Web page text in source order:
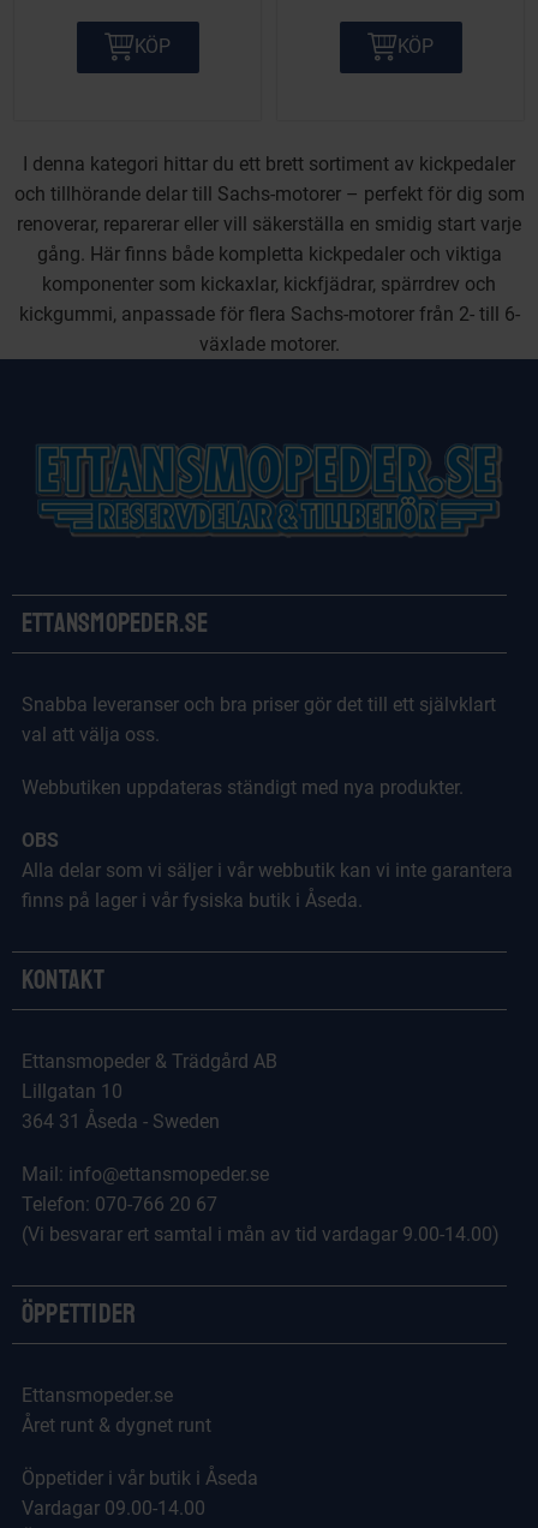
KÖP KÖP
I denna kategori hittar du ett brett sortiment av kickpedaler
och tillhörande delar till Sachs-motorer – perfekt för dig som
renoverar, reparerar eller vill säkerställa en smidig start varje
gång. Här finns både kompletta kickpedaler och viktiga
komponenter som kickaxlar, kickfjädrar, spärrdrev och
kickgummi, anpassade för flera Sachs-motorer från 2- till 6-
växlade motorer.
Ettansmopeder.se
Snabba leveranser och bra priser gör det till ett självklart
val att välja oss.
Webbutiken uppdateras ständigt med nya produkter.
OBS
Alla delar som vi säljer i vår webbutik kan vi inte garantera
finns på lager i vår fysiska butik i Åseda.
Kontakt
Ettansmopeder & Trädgård AB
Lillgatan 10
364 31 Åseda - Sweden
Mail: info@ettansmopeder.se
Telefon: 070-766 20 67
(Vi besvarar ert samtal i mån av tid vardagar 9.00-14.00)
Öppettider
Ettansmopeder.se
Året runt & dygnet runt
Öppetider i vår butik i Åseda
Vardagar 09.00-14.00